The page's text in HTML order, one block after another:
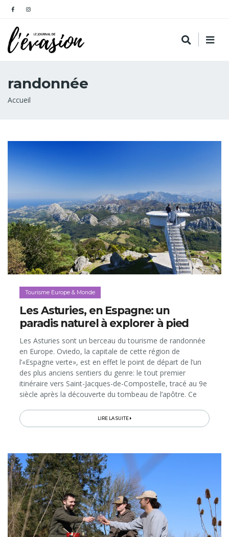
randonnée
Fil
Accueil
Tourisme Europe & Monde
Les Asturies, en Espagne: un
paradis naturel à explorer à pied
Les Asturies sont un berceau du tourisme de randonnée
en Europe. Oviedo, la capitale de cette région de
l’«Espagne verte», est en effet le point de départ de l’un
des plus anciens sentiers du genre: le tout premier
itinéraire vers Saint-Jacques-de-Compostelle, tracé au 9e
siècle après la découverte du tombeau de l’apôtre. Ce
Patrimoine mondial...
LIRE LA SUITE